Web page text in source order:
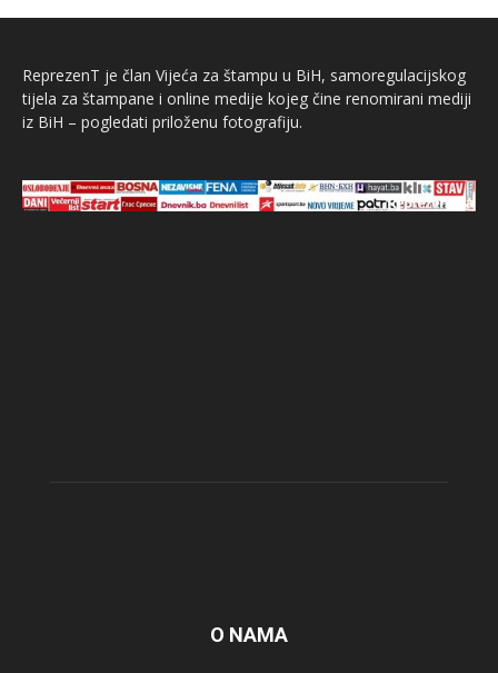
ReprezenT je član Vijeća za štampu u BiH, samoregulacijskog
tijela za štampane i online medije kojeg čine renomirani mediji
iz BiH – pogledati priloženu fotografiju.
O NAMA